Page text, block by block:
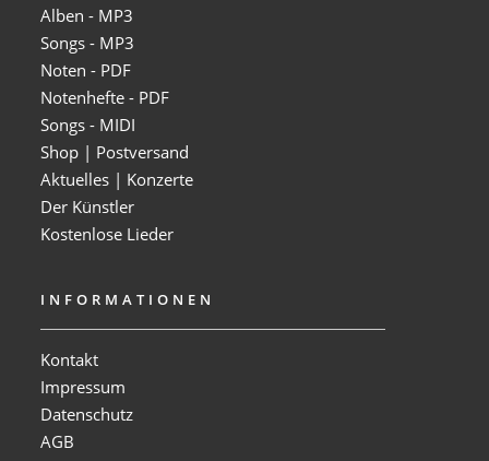
Alben - MP3
Songs - MP3
Noten - PDF
Notenhefte - PDF
Songs - MIDI
Shop | Postversand
Aktuelles | Konzerte
Der Künstler
Kostenlose Lieder
INFORMATIONEN
Kontakt
Impressum
Datenschutz
AGB